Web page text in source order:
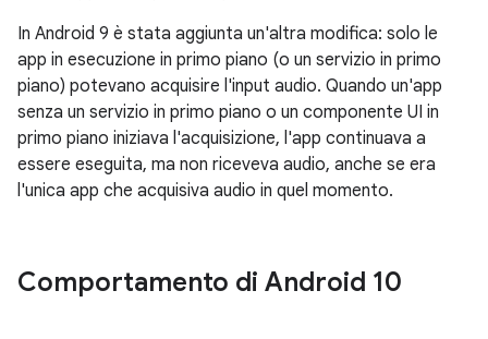
In Android 9 è stata aggiunta un'altra modifica: solo le
app in esecuzione in primo piano (o un servizio in primo
piano) potevano acquisire l'input audio. Quando un'app
senza un servizio in primo piano o un componente UI in
primo piano iniziava l'acquisizione, l'app continuava a
essere eseguita, ma non riceveva audio, anche se era
l'unica app che acquisiva audio in quel momento.
Comportamento di Android 10